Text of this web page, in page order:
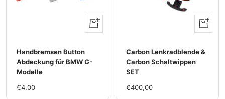
Ansehen
Handbremsen Button
Abdeckung für BMW G-
Modelle
Im
€4,00
Ansehen
Carbon Lenkradblende &
Carbon Schaltwippen
SET
Im
€400,00